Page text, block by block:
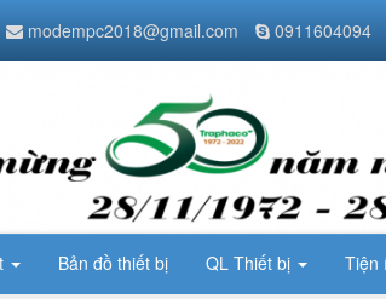
modempc2018@gmail.com 0911604094
Bản đồ thiết bị QL Thiết bị Tiện